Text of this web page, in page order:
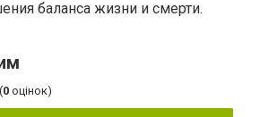
баланса жизни и смерти.
(0 оцінок)